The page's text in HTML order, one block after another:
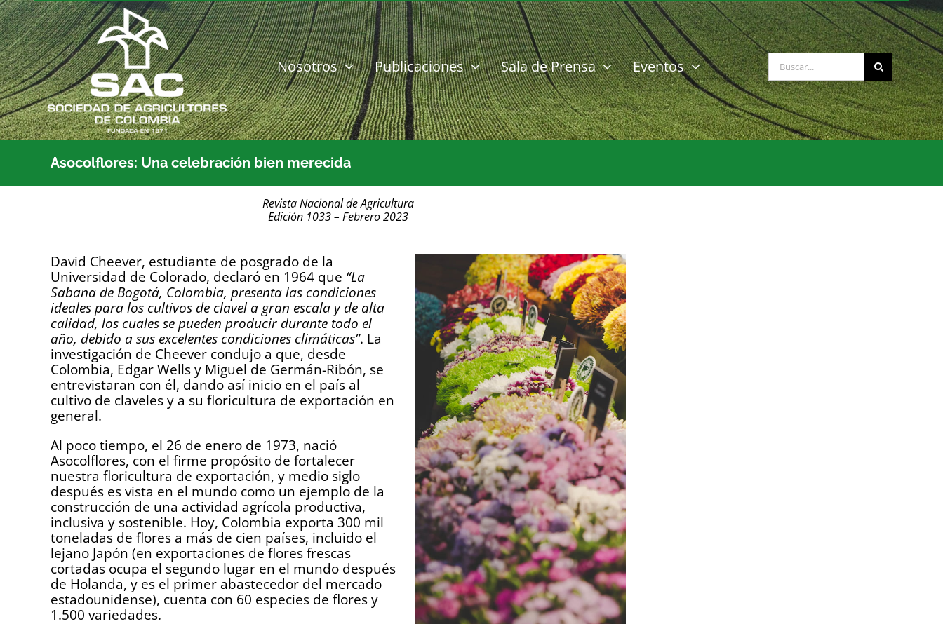
Saltar
al
contenido
Nosotros Publicaciones Sala de Prensa Eventos Buscar:
Asocolflores: Una celebración bien merecida
Revista Nacional de Agricultura
Edición 1033 – Febrero 2023
David Cheever, estudiante de posgrado de la
Universidad de Colorado, declaró en 1964 que “La
Sabana de Bogotá, Colombia, presenta las condiciones
ideales para los cultivos de clavel a gran escala y de alta
calidad, los cuales se pueden producir durante todo el
año, debido a sus excelentes condiciones climáticas”. La
investigación de Cheever condujo a que, desde
Colombia, Edgar Wells y Miguel de Germán-Ribón, se
entrevistaran con él, dando así inicio en el país al
cultivo de claveles y a su floricultura de exportación en
general.
Al poco tiempo, el 26 de enero de 1973, nació
Asocolflores, con el firme propósito de fortalecer
nuestra floricultura de exportación, y medio siglo
después es vista en el mundo como un ejemplo de la
construcción de una actividad agrícola productiva,
inclusiva y sostenible. Hoy, Colombia exporta 300 mil
toneladas de flores a más de cien países, incluido el
lejano Japón (en exportaciones de flores frescas
cortadas ocupa el segundo lugar en el mundo después
de Holanda, y es el primer abastecedor del mercado
estadounidense), cuenta con 60 especies de flores y
1.500 variedades.